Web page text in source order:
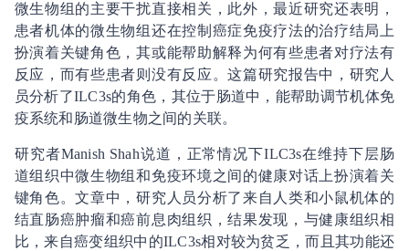
微生物组的主要干扰直接相关，此外，最近研究还表明，
患者机体的微生物组还在控制癌症免疫疗法的治疗结局上
扮演着关键角色，其或能帮助解释为何有些患者对疗法有
反应，而有些患者则没有反应。这篇研究报告中，研究人
员分析了ILC3s的角色，其位于肠道中，能帮助调节机体免
疫系统和肠道微生物之间的关联。
研究者Manish Shah说道，正常情况下ILC3s在维持下层肠
道组织中微生物组和免疫环境之间的健康对话上扮演着关
键角色。文章中，研究人员分析了来自人类和小鼠机体的
结直肠癌肿瘤和癌前息肉组织，结果发现，与健康组织相
比，来自癌变组织中的ILC3s相对较为贫乏，而且其功能还